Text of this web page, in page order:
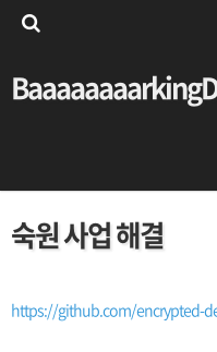
숙원 사업 해결
https://github.com/encrypted-